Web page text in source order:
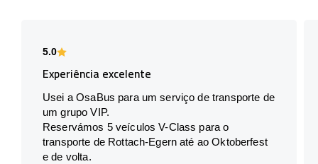
5.0
Experiência excelente
Usei a OsaBus para um serviço de transporte de
um grupo VIP.
Reservámos 5 veículos V-Class para o
transporte de Rottach-Egern até ao Oktoberfest
e de volta.